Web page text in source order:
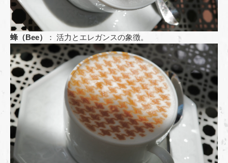
蜂（Bee） ： 活力とエレガンスの象徴。